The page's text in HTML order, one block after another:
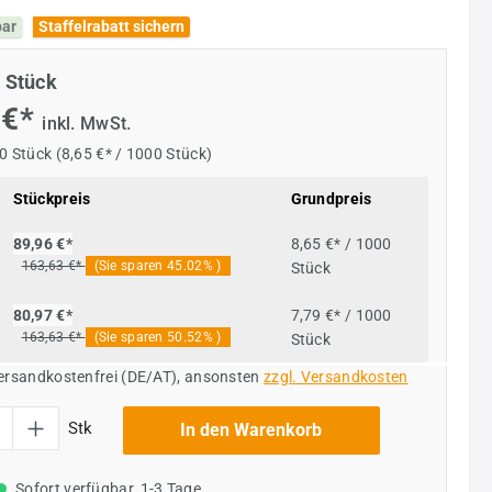
Staffelrabatt sichern
Stück
inkl. MwSt.
Stück (8,65 €* / 1000 Stück)
Stückpreis Grundpreis
89,96 €*
163,63 €* (Sie sparen 45.02% )
8,65 €* / 1000
Stück
80,97 €*
163,63 €* (Sie sparen 50.52% )
7,79 €* / 1000
Stück
(DE/AT), ansonsten zzgl. Versandkosten
Stk In den Warenkorb
Sofort verfügbar, 1-3 Tage